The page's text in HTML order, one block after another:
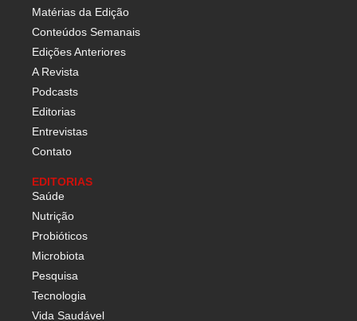
Matérias da Edição
Conteúdos Semanais
Edições Anteriores
A Revista
Podcasts
Editorias
Entrevistas
Contato
EDITORIAS
Saúde
Nutrição
Probióticos
Microbiota
Pesquisa
Tecnologia
Vida Saudável